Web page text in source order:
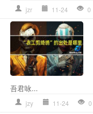
jzr 11-24 0
吾君咏...
jzy 11-24 0